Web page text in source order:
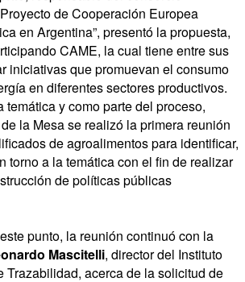
de Cooperación Europea
en Argentina”, presentó la propuesta,
CAME, la cual tiene entre sus
iniciativas que promuevan el consumo
en diferentes sectores productivos.
temática y como parte del proceso,
la Mesa se realizó la primera reunión
de agroalimentos para identificar,
torno a la temática con el fin de realizar
de políticas públicas
punto, la reunión continuó con la
Mascitelli, director del Instituto
Trazabilidad, acerca de la solicitud de